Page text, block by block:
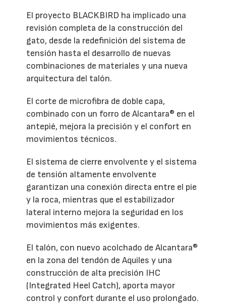
El proyecto BLACKBIRD ha implicado una
revisión completa de la construcción del
gato, desde la redefinición del sistema de
tensión hasta el desarrollo de nuevas
combinaciones de materiales y una nueva
arquitectura del talón.
El corte de microfibra de doble capa,
combinado con un forro de Alcantara® en el
antepié, mejora la precisión y el confort en
movimientos técnicos.
El sistema de cierre envolvente y el sistema
de tensión altamente envolvente
garantizan una conexión directa entre el pie
y la roca, mientras que el estabilizador
lateral interno mejora la seguridad en los
movimientos más exigentes.
El talón, con nuevo acolchado de Alcantara®
en la zona del tendón de Aquiles y una
construcción de alta precisión IHC
(Integrated Heel Catch), aporta mayor
control y confort durante el uso prolongado.